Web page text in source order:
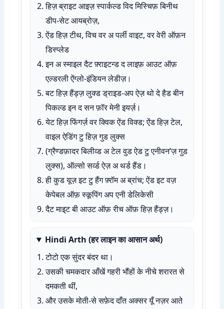
हिज़ ब्राइट आइज़ स्पार्कल्ड विद मिस्चिफ़ बिनीथ
डीप-सेट आयब्रोज़,
ऐंड हिज़ टीथ, विच वर अ पर्ली वाइट, वर वेरी ऑफ़न
डिस्प्लेड
इन अ स्माइल दैट फ़्राइटन्ड द लाइफ़ आउट ऑफ़
एल्डरली ऐंग्लो-इंडियन लेडीज़।
बट हिज़ हैंड्ज़ लुक्ड ड्राइड-अप ऐज़ थो दे हैड बीन
पिकल्ड इन द सन फ़ॉर मेनी इयर्ज़।
येट हिज़ फिंगर्ज़ वर क्विक ऐंड विक्ड; ऐंड हिज़ टेल,
वाइल ऐडिंग टु हिज़ गुड लुक्स
(ग्रैण्डफ़ादर बिलीव्ड अ टेल वुड ऐड टु एनीवन’ज़ गुड
लुक्स), ऑल्सो सर्व्ड ऐज़ अ थर्ड हैंड।
ही कुड यूज़ इट टु हैंग फ़्रॉम अ ब्रांच; ऐंड इट वज़
केपेबल ऑफ़ स्कूपिंग अप एनी डेलिकेसी
दैट माइ्ट बी आउट ऑफ़ रीच ऑफ़ हिज़ हैंड्ज़।
Hindi Arth (हर लाइन का आसान अर्थ)
टोटो एक सुंदर बंदर था।
उसकी चमकदार आँखें गहरी भौंहों के नीचे शरारत से
दमकती थीं,
और उसके मोती-से सफ़ेद दाँत अक्सर यूँ नज़र आते